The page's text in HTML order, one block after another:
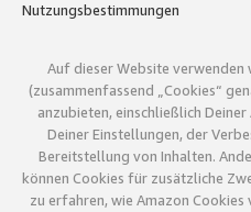
Nutzungsbestimmungen
Auf dieser Website verwenden
(zusammenfassend „Cookies“
anzubieten, einschließlich
Deiner Einstellungen, der
Bereitstellung von Inhalten.
können Cookies für zusätzliche
zu erfahren, wie Amazon